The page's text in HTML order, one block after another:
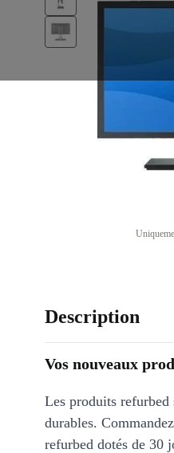
Description
Vos nouveaux
Les produits refurbed
durables.
refurbed dotés de 30